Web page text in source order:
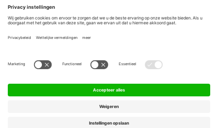
Service & Contact
Contact
FAQ
Werken bij ons
Algemene Voorwaarden